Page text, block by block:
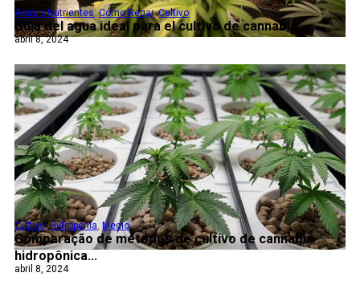
Guía del agua ideal para el cultivo de cannabis...
Agua y Nutrientes,Cómo Regar,Cultivo
abril 8, 2024
Comparação de métodos de cultivo de cannabis
hidropônica...
Cultivo,Hidroponía, Medio
abril 8, 2024